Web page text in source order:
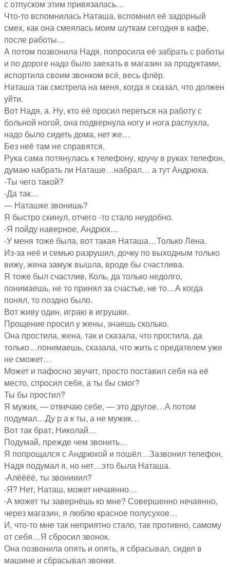
с отпуском этим привязалась…
Что-то вспомнилась Наташа, вспомнил её задорный
смех, как она смеялась моим шуткам сегодня в кафе,
после работы…
А потом позвонила Надя, попросила её забрать с работы
и по дороге надо было заехать в магазин за продуктами,
испортила своим звонком всё, весь флёр.
Наташа так смотрела на меня, когда я сказал, что должен
уйти.
Вот Надя, а. Ну, кто её просил переться на работу с
больной ногой, она подвернула ногу и нога распухла,
надо было сидеть дома, нет же…
Без неё там не справятся.
Рука сама потянулась к телефону, кручу в руках телефон,
думаю набрать ли Наташе…набрал… а тут Андрюха.
-Ты чего такой?
-Да так…
— Наташке звонишь?
Я быстро скинул, отчего -то стало неудобно.
-Я пойду наверное, Андрюх…
-У меня тоже была, вот такая Наташа…Только Лена.
Из-за неё и семью разрушил, дочку по выходным только
вижу, жена замуж вышла, вроде бы счастлива.
Я тоже был счастлив, Коль, да только недолго,
понимаешь, не то принял за счастье, не то…А когда
понял, то поздно было.
Вот живу один, играю в игрушки.
Прощение просил у жены, знаешь сколько.
Она простила, жена, так и сказала, что простила, да
только…понимаешь, сказала, что жить с предателем уже
не сможет…
Может и пафосно звучит, просто поставил себя на её
место, спросил себя, а ты бы смог?
Ты бы простил?
Я мужик, — отвечаю себе, — это другое…А потом
подумал…Ду р а к ты, а не мужик…
Вот так брат, Николай…
Подумай, прежде чем звонить…
Я попрощался с Андрюхой и пошёл…Зазвонил телефон,
Надя подумал я, но нет…это была Наташа.
-Алёёёё, ты звонииил?
-Я? Нет, Наташ, может нечаянно…
-А может ты завернёшь ко мне? Совершенно нечаянно,
через магазин, я люблю красное полусухое…
И, что-то мне так неприятно стало, так противно, самому
от себя…Я сбросил звонок.
Она позвонила опять и опять, я сбрасывал, сидел в
машине и сбрасывал звонки.